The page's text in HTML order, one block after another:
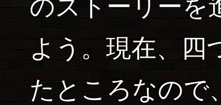
のストーリーを
よう。現在、四
たところなので